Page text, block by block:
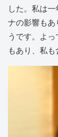
した。私は
ナの影響もあ
うです。よ
もあり、私も